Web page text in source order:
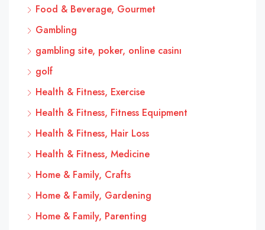
Food & Beverage, Gourmet
Gambling
gambling site, poker, online casinı
golf
Health & Fitness, Exercise
Health & Fitness, Fitness Equipment
Health & Fitness, Hair Loss
Health & Fitness, Medicine
Home & Family, Crafts
Home & Family, Gardening
Home & Family, Parenting